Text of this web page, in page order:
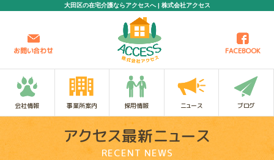
大田区の在宅介護ならアクセスへ | 株式会社アクセス
お問い合わせ FACEBOOK
会社情報 事業所案内 採用情報 ニュース ブログ
アクセス最新ニュース
RECENT NEWS